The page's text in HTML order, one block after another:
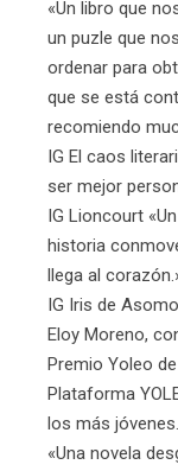
«Un libro que
un puzle que
ordenar para
que se está
recomiendo
IG El caos
ser mejor
IG Lioncourt
historia
llega al
IG Iris de
Eloy Moreno,
Premio Yoleo
Plataforma
los más
«Una novela